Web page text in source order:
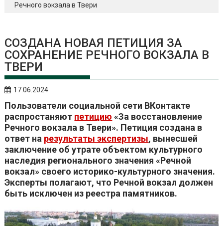
Речного вокзала в Твери
СОЗДАНА НОВАЯ ПЕТИЦИЯ ЗА
СОХРАНЕНИЕ РЕЧНОГО ВОКЗАЛА В
ТВЕРИ
17.06.2024
Пользователи социальной сети ВКонтакте
распростаняют петицию «За восстановление
Речного вокзала в Твери». Петиция создана в
ответ на результаты экспертизы, вынесшей
заключение об утрате объектом культурного
наследия регионального значения «Речной
вокзал» своего историко-культурного значения.
Эксперты полагают, что Речной вокзал должен
быть исключен из реестра памятников.